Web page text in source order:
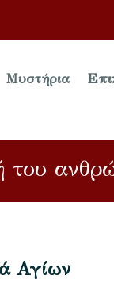
Μυστήρια
του
Αγίων